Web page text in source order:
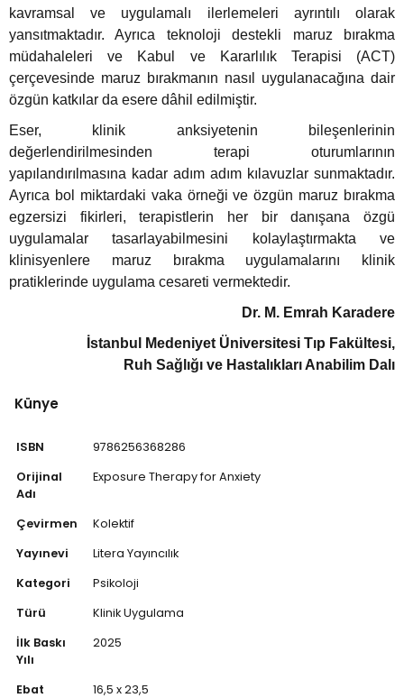
kavramsal ve uygulamalı ilerlemeleri ayrıntılı olarak
yansıtmaktadır. Ayrıca teknoloji destekli maruz bırakma
müdahaleleri ve Kabul ve Kararlılık Terapisi (ACT)
çerçevesinde maruz bırakmanın nasıl uygulanacağına dair
özgün katkılar da esere dâhil edilmiştir.
Eser, klinik anksiyetenin bileşenlerinin
değerlendirilmesinden terapi oturumlarının
yapılandırılmasına kadar adım adım kılavuzlar sunmaktadır.
Ayrıca bol miktardaki vaka örneği ve özgün maruz bırakma
egzersizi fikirleri, terapistlerin her bir danışana özgü
uygulamalar tasarlayabilmesini kolaylaştırmakta ve
klinisyenlere maruz bırakma uygulamalarını klinik
pratiklerinde uygulama cesareti vermektedir.
Dr. M. Emrah Karadere
İstanbul Medeniyet Üniversitesi Tıp Fakültesi,
Ruh Sağlığı ve Hastalıkları Anabilim Dalı
Künye
ISBN
9786256368286
Orijinal
Adı
Exposure Therapy for Anxiety
Çevirmen
Kolektif
Yayınevi
Litera Yayıncılık
Kategori
Psikoloji
Türü
Klinik Uygulama
İlk Baskı
Yılı
2025
Ebat
16,5 x 23,5